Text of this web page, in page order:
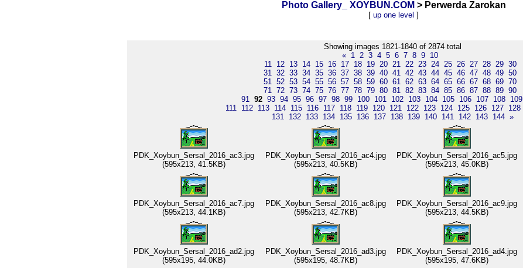
Photo Gallery_ XOYBUN.COM > Perwerda Zarokan
[ up one level ]
Showing images 1821-1840 of 2874 total
« 1 2 3 4 5 6 7 8 9 10
11
12 13 14 15 16 17 18 19 20 21 22 23 24 25 26 27 28 29 30
31 32 33 34 35 36 37 38 39 40 41 42 43 44 45 46 47 48 49 50
51 52 53 54 55 56 57 58 59 60 61 62 63 64 65 66 67 68 69 70
71 72 73 74 75 76 77 78 79 80 81 82 83 84 85 86 87 88 89 90
91 92 93 94 95 96 97 98 99 100 101 102 103 104 105 106 107 108 109
111 112 113 114 115 116 117 118 119 120 121 122 123 124 125 126 127 128
131
132 133 134 135 136 137 138 139 140 141 142 143 144 »
PDK_Xoybun_Sersal_2016_ac3.jpg
(595x213, 41.5KB)
PDK_Xoybun_Sersal_2016_ac4.jpg
(595x213, 40.5KB)
PDK_Xoybun_Sersal_2016_ac5.jpg
(595x213, 45.0KB)
PDK_Xoybun_Sersal_2016_ac7.jpg
(595x213, 44.1KB)
PDK_Xoybun_Sersal_2016_ac8.jpg
(595x213, 42.7KB)
PDK_Xoybun_Sersal_2016_ac9.jpg
(595x213, 44.5KB)
PDK_Xoybun_Sersal_2016_ad2.jpg
(595x195, 44.0KB)
PDK_Xoybun_Sersal_2016_ad3.jpg
(595x195, 48.7KB)
PDK_Xoybun_Sersal_2016_ad4.jpg
(595x195, 47.6KB)